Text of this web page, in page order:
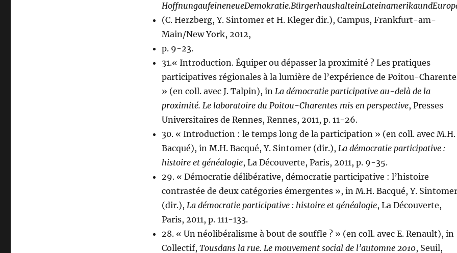
HoffnungaufeineneueDemokratie.BürgerhaushalteinLateinamerikaund
(C. Herzberg, Y. Sintomer et H. Kleger dir.), Campus, Frankfurt-am-
Main/New York, 2012,
p. 9-23.
31.« Introduction. Équiper ou dépasser la proximité ? Les pratiques
participatives régionales à la lumière de l’expérience de Poitou-
» (en coll. avec J. Talpin), in La démocratie participative au-delà de la
proximité. Le laboratoire du Poitou-Charentes mis en perspective, Presses
Universitaires de Rennes, Rennes, 2011, p. 11-26.
30. « Introduction : le temps long de la participation » (en coll. avec M.H.
Bacqué), in M.H. Bacqué, Y. Sintomer (dir.), La démocratie participative :
histoire et généalogie, La Découverte, Paris, 2011, p. 9-35.
29. « Démocratie délibérative, démocratie participative : l’histoire
contrastée de deux catégories émergentes », in M.H. Bacqué, Y. Sintomer
(dir.), La démocratie participative : histoire et généalogie, La Découverte,
Paris, 2011, p. 111-133.
28. « Un néolibéralisme à bout de souffle ? » (en coll. avec E. Renault), in
Collectif, Tousdans la rue. Le mouvement social de l’automne 2010, Seuil,